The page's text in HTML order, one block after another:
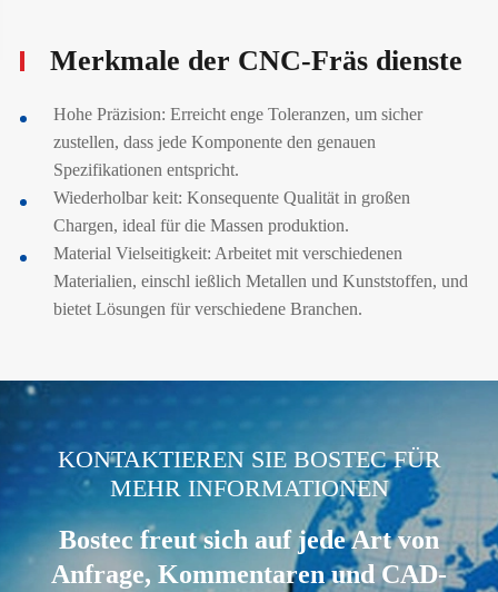
Merkmale der CNC-Fräs dienste
Hohe Präzision: Erreicht enge Toleranzen, um sicher
zustellen, dass jede Komponente den genauen
Spezifikationen entspricht.
Wiederholbar keit: Konsequente Qualität in großen
Chargen, ideal für die Massen produktion.
Material Vielseitigkeit: Arbeitet mit verschiedenen
Materialien, einschl ießlich Metallen und Kunststoffen, und
bietet Lösungen für verschiedene Branchen.
KONTAKTIEREN SIE BOSTEC FÜR
MEHR INFORMATIONEN
Bostec freut sich auf jede Art von
Anfrage, Kommentaren und CAD-